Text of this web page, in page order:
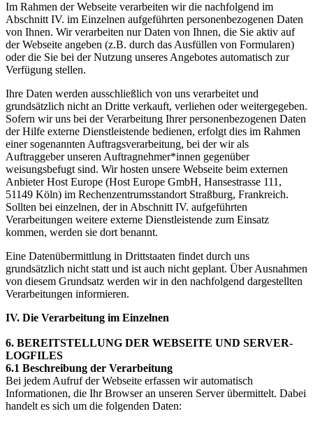
Im Rahmen der Webseite verarbeiten wir die nachfolgend im
Abschnitt IV. im Einzelnen aufgeführten personenbezogenen Daten
von Ihnen. Wir verarbeiten nur Daten von Ihnen, die Sie aktiv auf
der Webseite angeben (z.B. durch das Ausfüllen von Formularen)
oder die Sie bei der Nutzung unseres Angebotes automatisch zur
Verfügung stellen.
Ihre Daten werden ausschließlich von uns verarbeitet und
grundsätzlich nicht an Dritte verkauft, verliehen oder weitergegeben.
Sofern wir uns bei der Verarbeitung Ihrer personenbezogenen Daten
der Hilfe externe Dienstleistende bedienen, erfolgt dies im Rahmen
einer sogenannten Auftragsverarbeitung, bei der wir als
Auftraggeber unseren Auftragnehmer*innen gegenüber
weisungsbefugt sind. Wir hosten unsere Webseite beim externen
Anbieter Host Europe (Host Europe GmbH, Hansestrasse 111,
51149 Köln) im Rechenzentrumsstandort Straßburg, Frankreich.
Sollten bei einzelnen, der in Abschnitt IV. aufgeführten
Verarbeitungen weitere externe Dienstleistende zum Einsatz
kommen, werden sie dort benannt.
Eine Datenübermittlung in Drittstaaten findet durch uns
grundsätzlich nicht statt und ist auch nicht geplant. Über Ausnahmen
von diesem Grundsatz werden wir in den nachfolgend dargestellten
Verarbeitungen informieren.
IV. Die Verarbeitung im Einzelnen
6. BEREITSTELLUNG DER WEBSEITE UND SERVER-
LOGFILES
6.1 Beschreibung der Verarbeitung
Bei jedem Aufruf der Webseite erfassen wir automatisch
Informationen, die Ihr Browser an unseren Server übermittelt. Dabei
handelt es sich um die folgenden Daten: